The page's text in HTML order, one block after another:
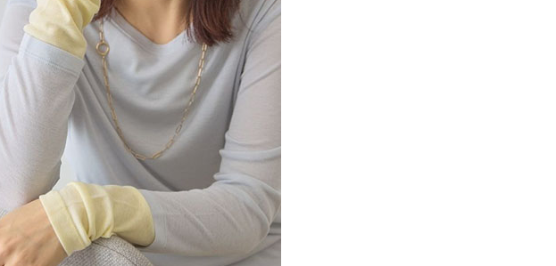
交易，需依本服務之必要範圍內提供個人資料，並將交易相關給付款項請
求債權轉讓予恩沛科技股份有限公司。
２．關於個人資料處理事宜，請瀏覽以下網址：
https://aftee.tw/terms/#terms3
３．未成年的使用者請事先徵得法定代理人或監護人之同意方可使用
「AFTEE先享後付」，若未經同意申辦者引起之損失，本公司不負相關責
４．使用「AFTEE先享後付」時，將依據個別帳號之用戶狀況，依本公司
即時審查核予不同之上限額度；若仍有額度不足之情形，本公司將視審查
結果請求用戶進行身份認證。
５．嚴禁一人註冊多個帳號或使用他人資訊註冊。若發現惡意使用之情
形，恩沛科技股份有限公司將有權停止該用戶之使用額度並採取法律行
動。
每筆NT$60，滿NT$888(含以上)免運費
7-11純取貨
每筆NT$60，滿NT$888(含以上)免運費
宅配
每筆NT$90，滿NT$888(含以上)免運費